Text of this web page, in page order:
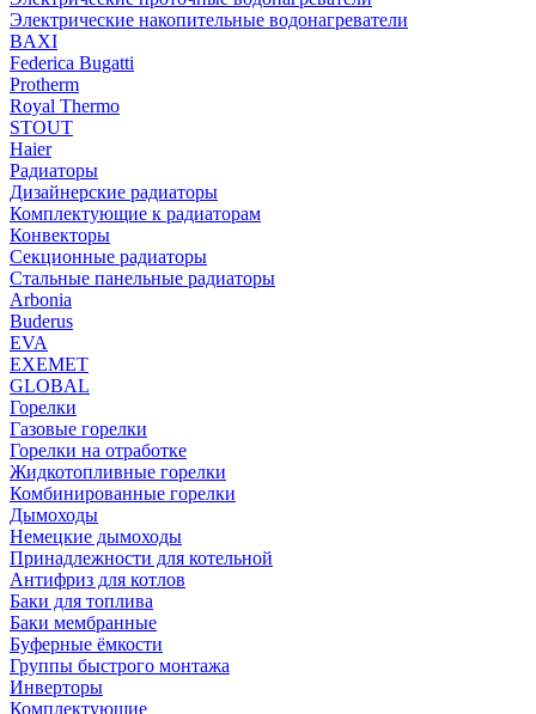
Электрические накопительные водонагреватели
BAXI
Federica Bugatti
Protherm
Royal Thermo
STOUT
Haier
Радиаторы
Дизайнерские радиаторы
Комплектующие к радиаторам
Конвекторы
Секционные радиаторы
Стальные панельные радиаторы
Arbonia
Buderus
EVA
EXEMET
GLOBAL
Горелки
Газовые горелки
Горелки на отработке
Жидкотопливные горелки
Комбинированные горелки
Дымоходы
Немецкие дымоходы
Принадлежности для котельной
Антифриз для котлов
Баки для топлива
Баки мембранные
Буферные ёмкости
Группы быстрого монтажа
Инверторы
Комплектующие